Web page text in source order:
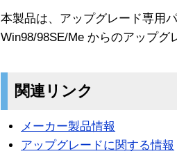
本製品は、アップグレード専用
Win98/98SE/Me からのアップグ
関連リンク
メーカー製品情報
アップグレードに関する情報